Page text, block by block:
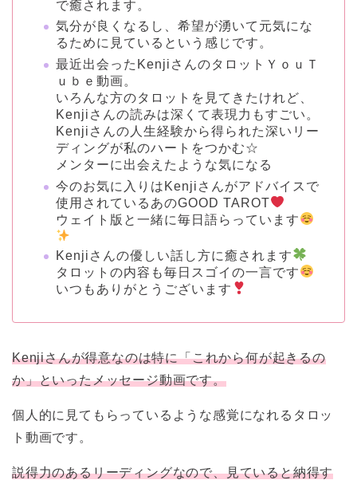
で癒されます。
気分が良くなるし、希望が湧いて元気にな
るために見ているという感じです。
最近出会ったKenjiさんのタロットＹｏｕＴ
ｕｂｅ動画。
いろんな方のタロットを見てきたけれど、
Kenjiさんの読みは深くて表現力もすごい。
Kenjiさんの人生経験から得られた深いリー
ディングが私のハートをつかむ☆
メンターに出会えたような気になる
今のお気に入りはKenjiさんがアドバイスで
使用されているあのGOOD TAROT
ウェイト版と一緒に毎日語らっています
Kenjiさんの優しい話し方に癒されます
タロットの内容も毎日スゴイの一言です
いつもありがとうございます
Kenjiさんが得意なのは特に「これから何が起きるの
か」といったメッセージ動画です。
個人的に見てもらっているような感覚になれるタロッ
ト動画です。
説得力のあるリーディングなので、見ていると納得す